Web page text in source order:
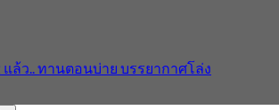
ล้ว.. ทานตอนบ่าย บรรยากาศโล่ง